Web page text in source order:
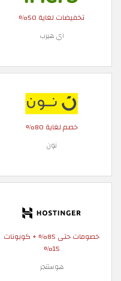
تخفيضات لغاية 50%
اي هيرب
خصم لغاية 80%
نون
خصومات حتى 85% + كوبونات
15%
هوستنجر